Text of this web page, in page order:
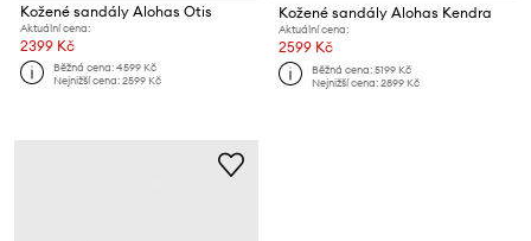
Kožené sandály Alohas Otis
Aktuální cena:
2399 Kč
Běžná cena:4599 Kč
Nejnižší cena:2599 Kč
Kožené sandály Alohas Kendra
Aktuální cena:
2599 Kč
Běžná cena:5199 Kč
Nejnižší cena:2899 Kč